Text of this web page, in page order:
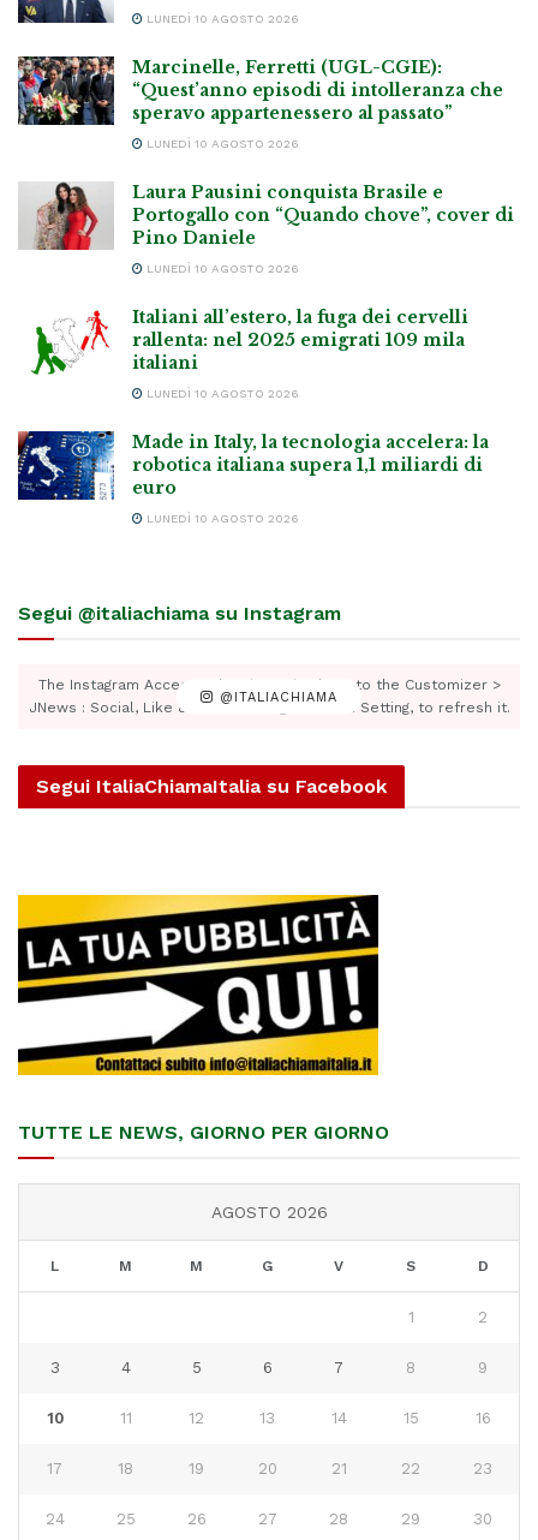
LUNEDÌ 10 AGOSTO 2026
Marcinelle, Ferretti (UGL-CGIE):
“Quest’anno episodi di intolleranza che
speravo appartenessero al passato”
LUNEDÌ 10 AGOSTO 2026
Laura Pausini conquista Brasile e
Portogallo con “Quando chove”, cover di
Pino Daniele
LUNEDÌ 10 AGOSTO 2026
Italiani all’estero, la fuga dei cervelli
rallenta: nel 2025 emigrati 109 mila
italiani
LUNEDÌ 10 AGOSTO 2026
Made in Italy, la tecnologia accelera: la
robotica italiana supera 1,1 miliardi di
euro
LUNEDÌ 10 AGOSTO 2026
Segui @italiachiama su Instagram
@ITALIACHIAMA
The Instagram Access Token is expired, Go to the Customizer >
JNews : Social, Like & View > Instagram Feed Setting, to refresh it.
Segui ItaliaChiamaItalia su Facebook
TUTTE LE NEWS, GIORNO PER GIORNO
AGOSTO 2026
L M M G V S D
1 2
3 4 5 6 7 8 9
10 11 12 13 14 15 16
17 18 19 20 21 22 23
24 25 26 27 28 29 30